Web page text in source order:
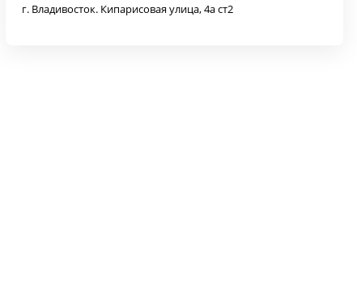
г. Владивосток. Кипарисовая улица, 4а ст2